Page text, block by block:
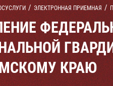
ЭЛЕКТРОННАЯ ПРИЕМНАЯ
КРАЮ